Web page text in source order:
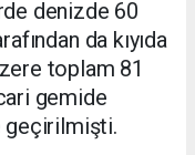
denizde 60
da kıyıda
toplam 81
gemide
geçirilmişti.